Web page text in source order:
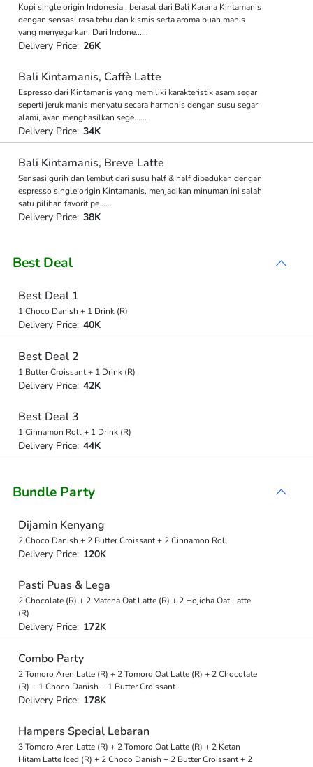
Kopi single origin Indonesia , berasal dari Bali Karana Kintamanis
dengan sensasi rasa tebu dan kismis serta aroma buah manis
yang menyegarkan. Dari Indone......
Delivery Price: 26K
Bali Kintamanis, Caffè Latte
Espresso dari Kintamanis yang memiliki karakteristik asam segar
seperti jeruk manis menyatu secara harmonis dengan susu segar
alami, akan menghasilkan sege......
Delivery Price: 34K
Bali Kintamanis, Breve Latte
Sensasi gurih dan lembut dari susu half & half dipadukan dengan
espresso single origin Kintamanis, menjadikan minuman ini salah
satu pilihan favorit pe......
Delivery Price: 38K
Best Deal
Best Deal 1
1 Choco Danish + 1 Drink (R)
Delivery Price: 40K
Best Deal 2
1 Butter Croissant + 1 Drink (R)
Delivery Price: 42K
Best Deal 3
1 Cinnamon Roll + 1 Drink (R)
Delivery Price: 44K
Bundle Party
Dijamin Kenyang
2 Choco Danish + 2 Butter Croissant + 2 Cinnamon Roll
Delivery Price: 120K
Pasti Puas & Lega
2 Chocolate (R) + 2 Matcha Oat Latte (R) + 2 Hojicha Oat Latte
(R)
Delivery Price: 172K
Combo Party
2 Tomoro Aren Latte (R) + 2 Tomoro Oat Latte (R) + 2 Chocolate
(R) + 1 Choco Danish + 1 Butter Croissant
Delivery Price: 178K
Hampers Special Lebaran
3 Tomoro Aren Latte (R) + 2 Tomoro Oat Latte (R) + 2 Ketan
Hitam Latte Iced (R) + 2 Choco Danish + 2 Butter Croissant + 2